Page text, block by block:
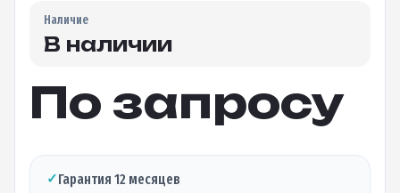
Наличие
В наличии
По запросу
✓Гарантия 12 месяцев